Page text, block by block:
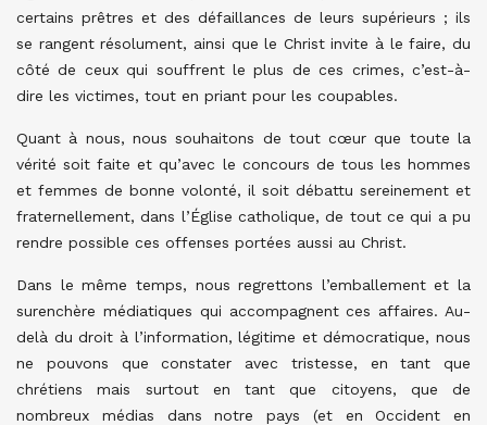
certains prêtres et des défaillances de leurs supérieurs ; ils
se rangent résolument, ainsi que le Christ invite à le faire, du
côté de ceux qui souffrent le plus de ces crimes, c’est-à-
dire les victimes, tout en priant pour les coupables.
Quant à nous, nous souhaitons de tout cœur que toute la
vérité soit faite et qu’avec le concours de tous les hommes
et femmes de bonne volonté, il soit débattu sereinement et
fraternellement, dans l’Église catholique, de tout ce qui a pu
rendre possible ces offenses portées aussi au Christ.
Dans le même temps, nous regrettons l’emballement et la
surenchère médiatiques qui accompagnent ces affaires. Au-
delà du droit à l’information, légitime et démocratique, nous
ne pouvons que constater avec tristesse, en tant que
chrétiens mais surtout en tant que citoyens, que de
nombreux médias dans notre pays (et en Occident en